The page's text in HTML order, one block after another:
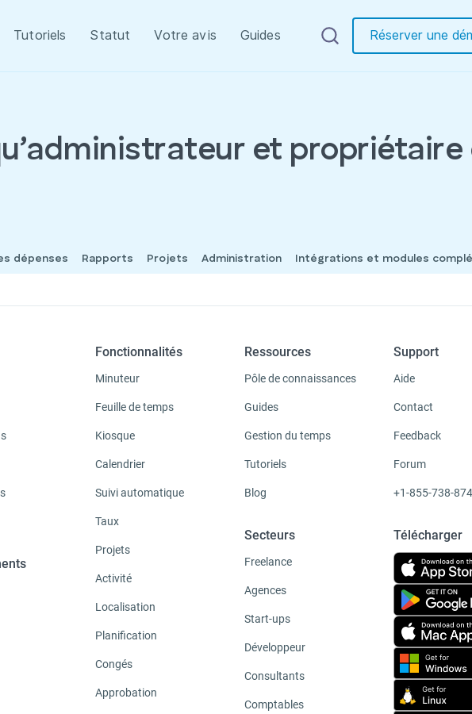
Tutoriels Statut Votre avis Guides Réserver une
et propriétaire
Intégrations et modules
dépenses Rapports Projets Administration
Fonctionnalités
Minuteur
Feuille de temps
Kiosque
Calendrier
Suivi automatique
Taux
Projets
Activité
Localisation
Planification
Congés
Approbation
Ressources
Pôle de connaissances
Guides
Gestion du temps
Tutoriels
Blog
Secteurs
Freelance
Agences
Start-ups
Développeur
Consultants
Comptables
Support
Aide
Contact
Feedback
Forum
+1-855-738-
Télécharger